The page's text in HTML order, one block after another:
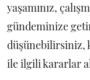
yaşamınız,
gündeminize
düşünebilirsiniz,
ile ilgili kararlar